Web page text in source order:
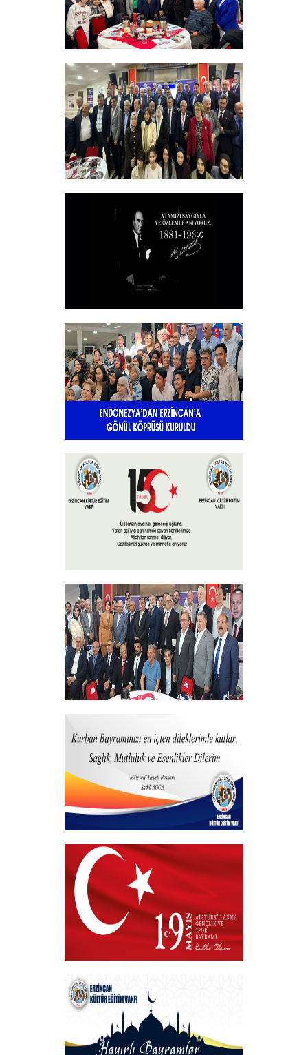
Sadık Ağça Yeniden Başkan Seçildi
+
Vakfımızın 2025-2026 Yılı Burs
Toplantısı Yapıldı.
+
10 KASIM
+
Endonezya’dan Erzincan’a gönül
köprüsü
+
15 Temmuz 2025
+
Programı
+
Kurban Bayramı
+
19 MAYIS 2025
+